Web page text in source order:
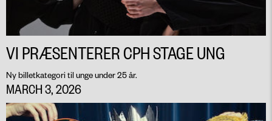
VI PRÆSENTERER CPH STAGE UNG
Ny billetkategori til unge under 25 år.
MARCH 3, 2026